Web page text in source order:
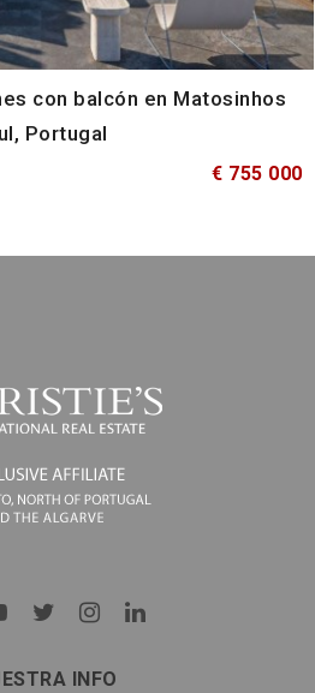
con balcón en Matosinhos
Portugal
€ 755 000
INFO